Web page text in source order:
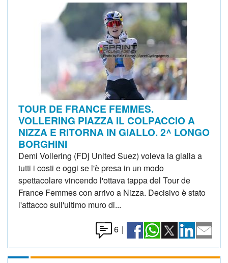
TOUR DE FRANCE FEMMES.
VOLLERING PIAZZA IL COLPACCIO A
NIZZA E RITORNA IN GIALLO. 2^ LONGO
BORGHINI
Demi Vollering (FDj United Suez) voleva la gialla a
tutti i costi e oggi se l'è presa in un modo
spettacolare vincendo l'ottava tappa del Tour de
France Femmes con arrivo a Nizza. Decisivo è stato
l'attacco sull'ultimo muro di...
6 |